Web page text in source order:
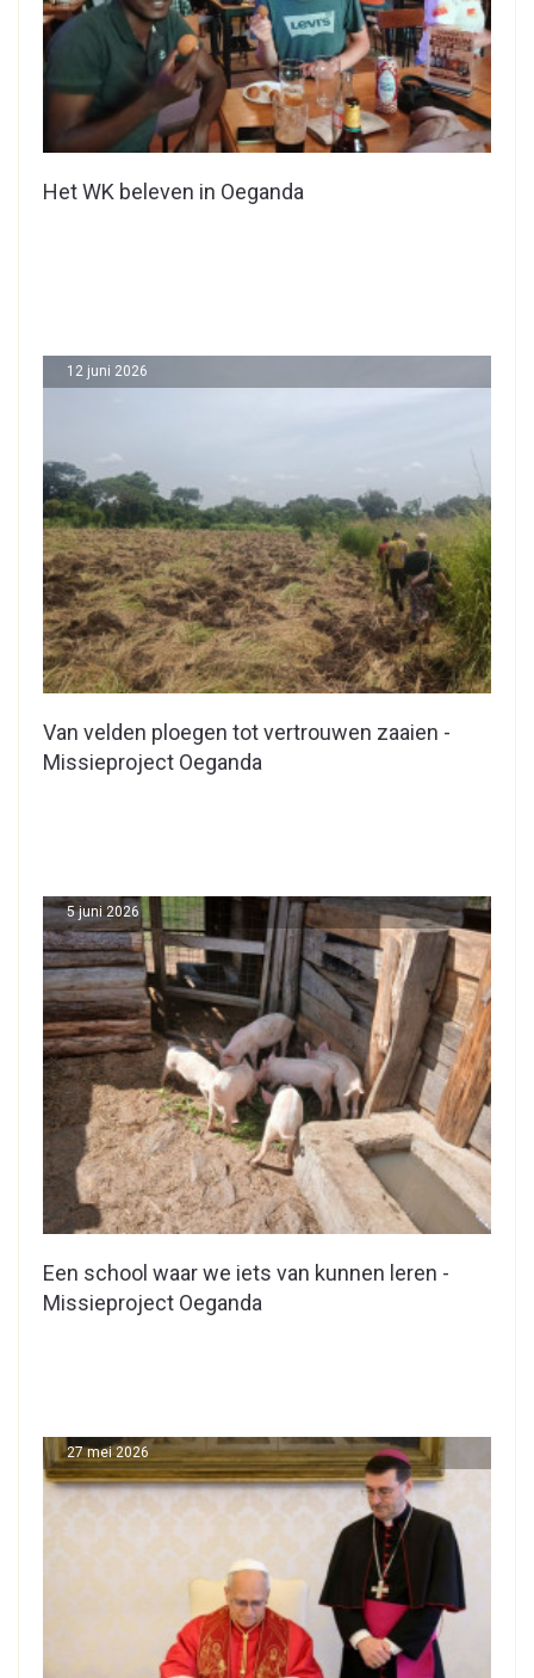
Het WK beleven in Oeganda
Van velden ploegen tot vertrouwen zaaien -
Missieproject Oeganda
12 juni 2026
Een school waar we iets van kunnen leren -
Missieproject Oeganda
5 juni 2026
27 mei 2026